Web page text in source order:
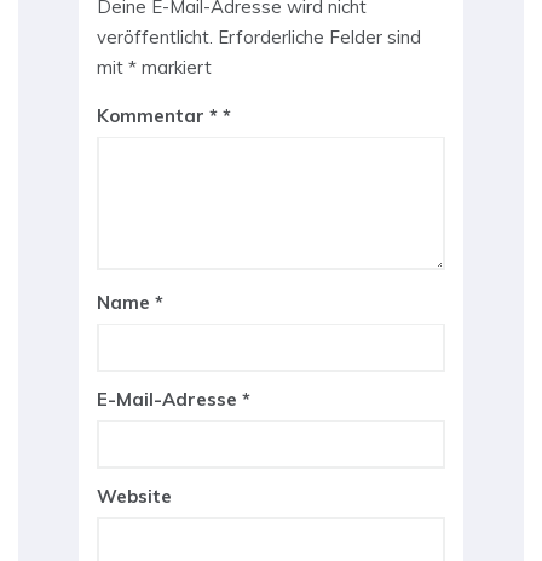
Deine E-Mail-Adresse wird nicht
veröffentlicht. Erforderliche Felder sind
mit * markiert
Kommentar *
Name *
E-Mail-Adresse *
Website